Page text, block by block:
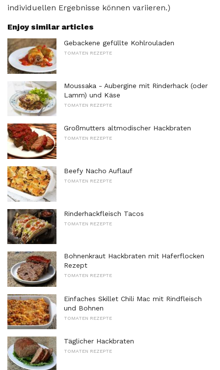
individuellen Ergebnisse können variieren.)
Enjoy similar articles
Gebackene gefüllte Kohlrouladen
TOMATEN REZEPTE
Moussaka - Aubergine mit Rinderhack (oder
Lamm) und Käse
TOMATEN REZEPTE
Großmutters altmodischer Hackbraten
TOMATEN REZEPTE
Beefy Nacho Auflauf
TOMATEN REZEPTE
Rinderhackfleisch Tacos
TOMATEN REZEPTE
Bohnenkraut Hackbraten mit Haferflocken
Rezept
TOMATEN REZEPTE
Einfaches Skillet Chili Mac mit Rindfleisch
und Bohnen
TOMATEN REZEPTE
Täglicher Hackbraten
TOMATEN REZEPTE